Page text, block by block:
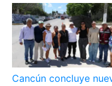
Cancún concluye